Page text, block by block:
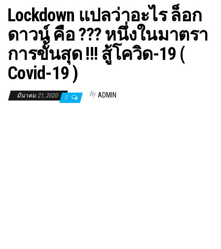
Lockdown แปลว่าอะไร ล็อก
ดาวน์ คือ ??? หนึ่งในมาตรา
การขั้นสุด !!! สู้โควิด-19 (
Covid-19 )
มีนาคม 21, 2020 0 By ADMIN